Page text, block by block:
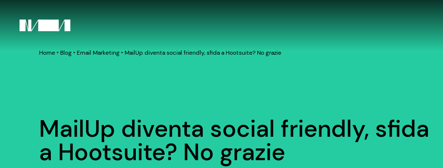
Home‣ Blog‣ Email Marketing‣ MailUp diventa social friendly, sfida a Hootsuite? No grazie
MailUp diventa social friendly, sfida
a Hootsuite? No grazie